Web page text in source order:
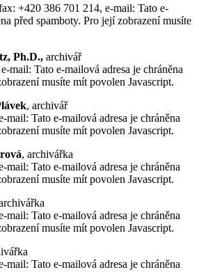
+420 386 701 214, e-mail: Tato e-
před spamboty. Pro její zobrazení musíte
Ph.D., archivář
mail: Tato e-mailová adresa je chráněna
musíte mít povolen Javascript.
, archivář
mail: Tato e-mailová adresa je chráněna
musíte mít povolen Javascript.
, archivářka
mail: Tato e-mailová adresa je chráněna
musíte mít povolen Javascript.
mail: Tato e-mailová adresa je chráněna
musíte mít povolen Javascript.
mail: Tato e-mailová adresa je chráněna